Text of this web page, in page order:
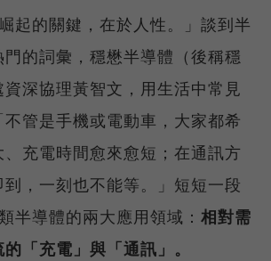
起的關鍵，在於人性。」談到半
的詞彙，穩懋半導體（後稱穩
深協理黃智文，用生活中常見
管是手機或電動車，大家都希
充電時間愈來愈短；在通訊方
，一刻也不能等。」短短一段
半導體的兩大應用領域： 相對需
「充電」與「通訊」。